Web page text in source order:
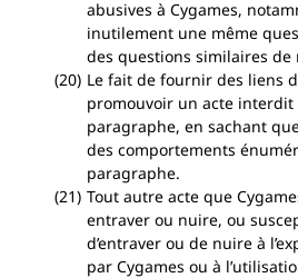
abusives à Cygames,
inutilement une même
des questions similaires de
Le fait de fournir des liens
promouvoir un acte
paragraphe, en sachant
des comportements
paragraphe.
Tout autre acte que
entraver ou nuire, ou
d’entraver ou de nuire à
par Cygames ou à